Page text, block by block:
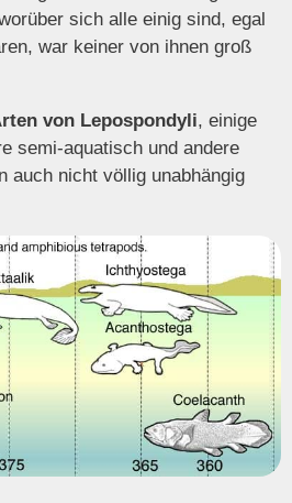
sich alle einig sind, egal
war keiner von ihnen groß
von Lepospondyli, einige
semi-aquatisch und andere
auch nicht völlig unabhängig